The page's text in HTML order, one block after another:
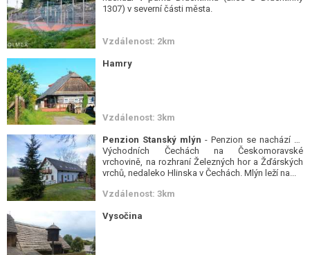
1307) v severní části města.
Vzdálenost: 2km
Hamry
Vzdálenost: 3km
Penzion Stanský mlýn - Penzion se nachází ve
Východních Čechách na Českomoravské
vrchovině, na rozhraní Železných hor a Žďárských
vrchů, nedaleko Hlinska v Čechách. Mlýn leží na...
Vzdálenost: 3km
Vysočina